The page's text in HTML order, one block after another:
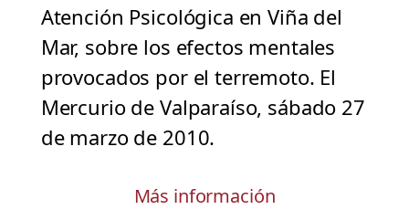
Atención Psicológica en Viña del
Mar, sobre los efectos mentales
provocados por el terremoto. El
Mercurio de Valparaíso, sábado 27
de marzo de 2010.
Más información